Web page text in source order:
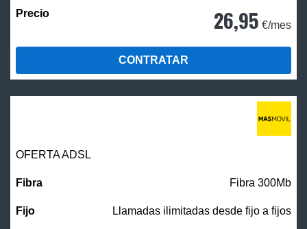
26,95 €/mes
CONTRATAR
OFERTA ADSL
Fibra 300Mb
Llamadas ilimitadas desde fijo a fijos